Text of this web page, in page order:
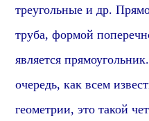
треугольные и др.
труба, формой
являетсяпрямоугольник
очередь, как всем
геометрии, это такой